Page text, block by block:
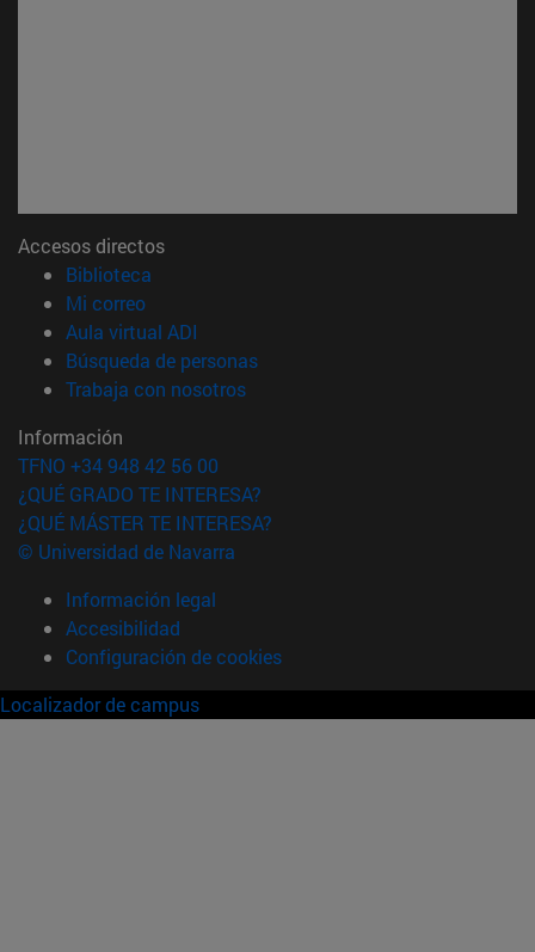
Accesos directos
Biblioteca
Mi correo(abre en nueva ventana)
Aula virtual ADI
Búsqueda de personas(abre en nueva ventana)
Trabaja con nosotros(abre en nueva ventana)
Información
TFNO +34 948 42 56 00
¿QUÉ GRADO TE INTERESA?
¿QUÉ MÁSTER TE INTERESA?
© Universidad de Navarra
Información legal
Accesibilidad
Configuración de cookies
Localizador de campus